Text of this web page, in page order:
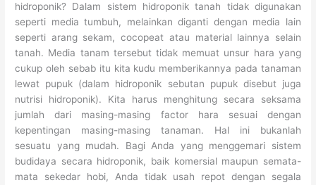
hidroponik? Dalam sistem hidroponik tanah tidak digunakan
seperti media tumbuh, melainkan diganti dengan media lain
seperti arang sekam, cocopeat atau material lainnya selain
tanah. Media tanam tersebut tidak memuat unsur hara yang
cukup oleh sebab itu kita kudu memberikannya pada tanaman
lewat pupuk (dalam hidroponik sebutan pupuk disebut juga
nutrisi hidroponik). Kita harus menghitung secara seksama
jumlah dari masing-masing factor hara sesuai dengan
kepentingan masing-masing tanaman. Hal ini bukanlah
sesuatu yang mudah. Bagi Anda yang menggemari sistem
budidaya secara hidroponik, baik komersial maupun semata-
mata sekedar hobi, Anda tidak usah repot dengan segala